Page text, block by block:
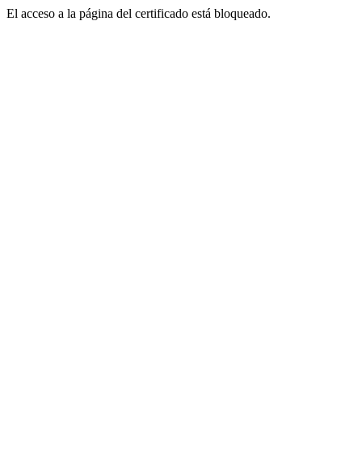
El acceso a la página del certificado está bloqueado.